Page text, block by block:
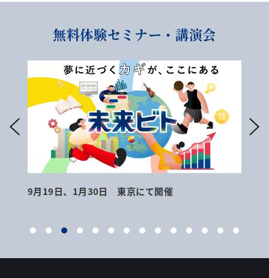
無料体験セミナー・講演会
9月19日、1月30日 東京にて開催